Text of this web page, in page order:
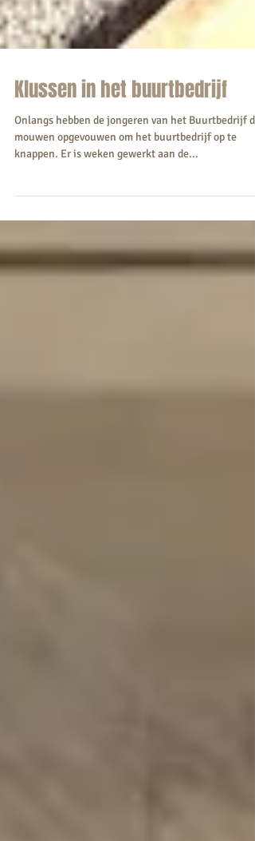
Klussen in het buurtbedrijf
Onlangs hebben de jongeren van het Buurtbedrijf de
knappen. Er is weken gewerkt aan de...